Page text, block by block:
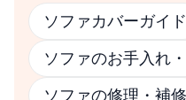
ソファカバーガイド
ソファのお手入れ
ソファの修理・補修